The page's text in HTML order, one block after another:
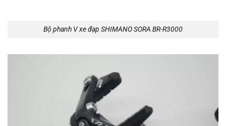
Bộ phanh V xe đạp SHIMANO SORA BR-R3000